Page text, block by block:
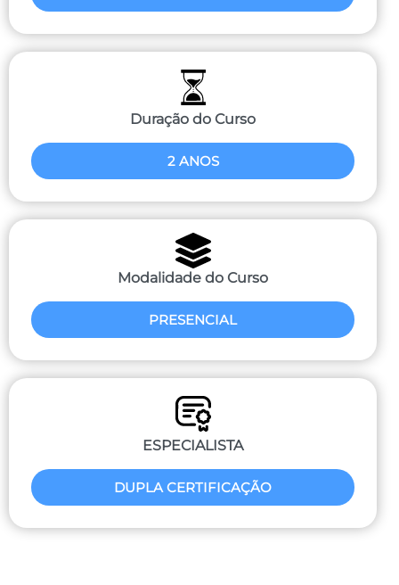
Duração do Curso
2 ANOS
Modalidade do Curso
PRESENCIAL
ESPECIALISTA
DUPLA CERTIFICAÇÃO